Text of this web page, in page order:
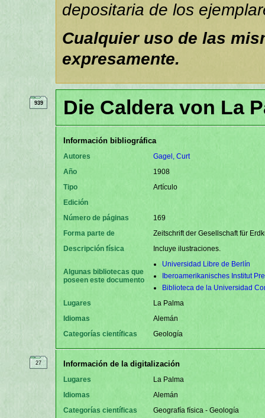
depositaria de los
Cualquier uso de las
expresamente.
939 Die Caldera von La
Información bibliográfica
Autores
Gagel, Curt
Año
1908
Tipo
Artículo
Edición
Número de páginas
169
Forma parte de
Zeitschrift der Gesellschaft für
Descripción física
Incluye ilustraciones.
Algunas bibliotecas que
poseen este documento
Universidad Libre de Berlín
Iberoamerikanisches Institut
Biblioteca de la Universidad
Lugares
La Palma
Idiomas
Alemán
Categorías científicas
Geología
27 Información de la digitalización
Lugares
La Palma
Idiomas
Alemán
Categorías científicas
Geografía física - Geología